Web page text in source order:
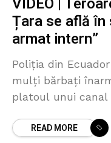
Țara se află
armat intern”
Poliția din
mulți bărbați
platoul unui
READ MORE